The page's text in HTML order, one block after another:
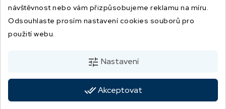
© 2026 - JBSPORT.CZ | Vytvořila digitální agentura
návštěvnost nebo vám přizpůsobujeme reklamu na míru.
Odsouhlaste prosím nastavení cookies souborů pro
použití webu.
tune Nastavení
done_allAkceptovat